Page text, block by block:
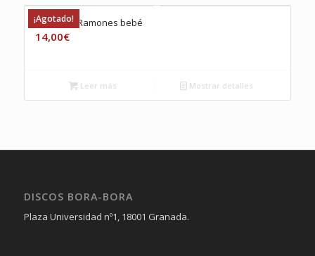
¡Agotado!
Camiseta Ramones bebé
14,00€
Leer más Mostrar detalles
DISCOS BORA-BORA
Plaza Universidad nº1, 18001 Granada.